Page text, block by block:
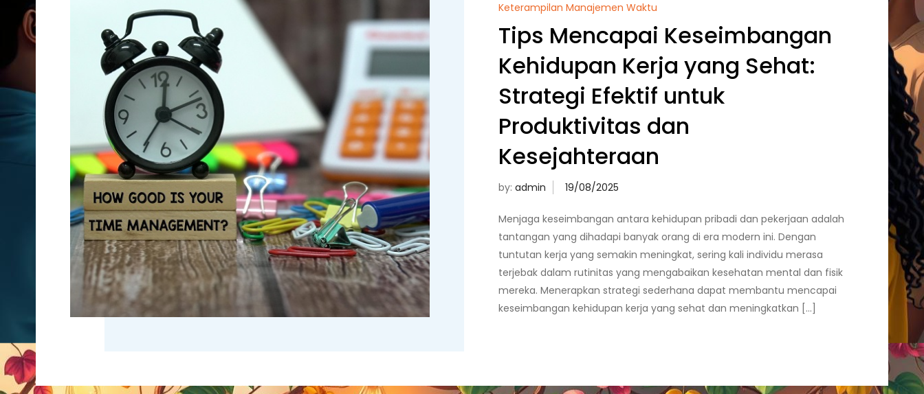
Keterampilan Manajemen Waktu
Tips Mencapai Keseimbangan
Kehidupan Kerja yang Sehat:
Strategi Efektif untuk
Produktivitas dan
Kesejahteraan
by:admin
Menjaga keseimbangan antara kehidupan pribadi dan pekerjaan adalah
tantangan yang dihadapi banyak orang di era modern ini. Dengan
tuntutan kerja yang semakin meningkat, sering kali individu merasa
terjebak dalam rutinitas yang mengabaikan kesehatan mental dan fisik
mereka. Menerapkan strategi sederhana dapat membantu mencapai
keseimbangan kehidupan kerja yang sehat dan meningkatkan […]